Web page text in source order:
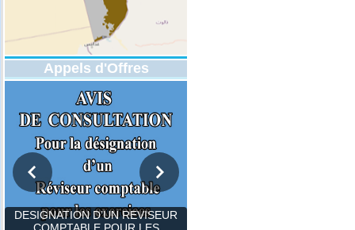
Appels d'Offres
DESIGNATION D’UN REVISEUR